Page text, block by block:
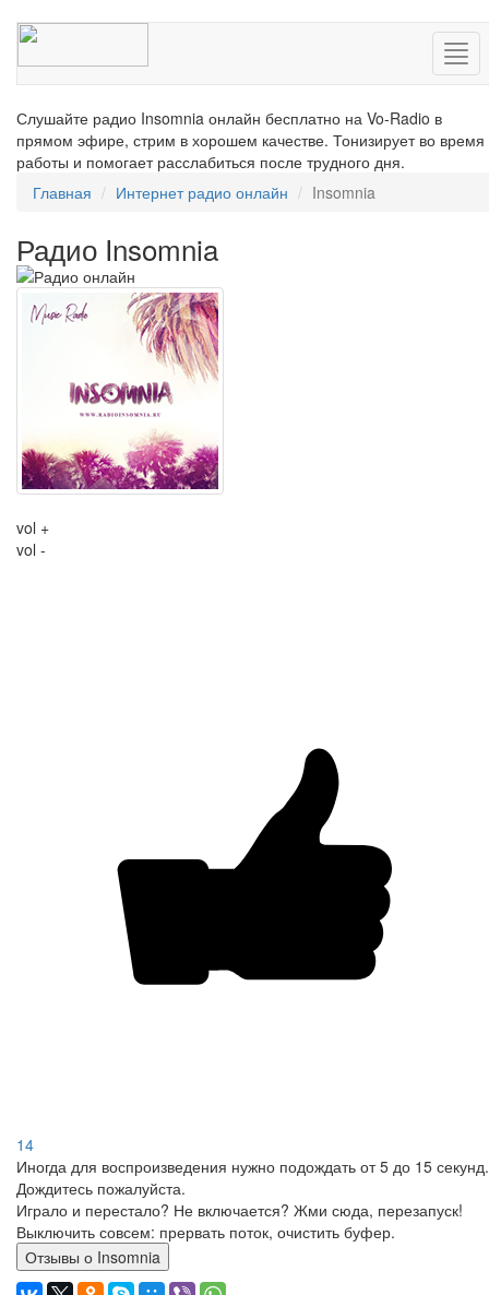
Слушайте радио Insomnia онлайн бесплатно на Vo-Radio в
прямом эфире, стрим в хорошем качестве. Тонизирует во время
работы и помогает расслабиться после трудного дня.
Главная
Интернет радио онлайн Insomnia
Радио Insomnia
vol +
vol -
14
Иногда для воспроизведения нужно подождать от 5 до 15 секунд.
Дождитесь пожалуйста.
Играло и перестало? Не включается? Жми сюда, перезапуск!
Выключить совсем: прервать поток, очистить буфер.
Отзывы о Insomnia